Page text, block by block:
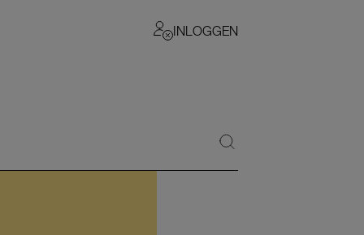
INLOGGEN